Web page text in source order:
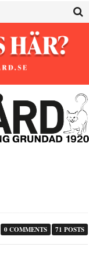
71 POSTS
0 COMMENTS